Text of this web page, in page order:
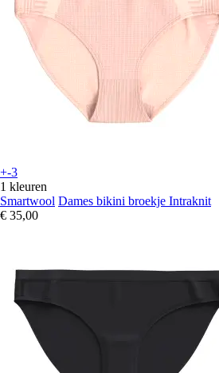
+-3
1 kleuren
Smartwool Dames bikini broekje Intraknit
€ 35,00